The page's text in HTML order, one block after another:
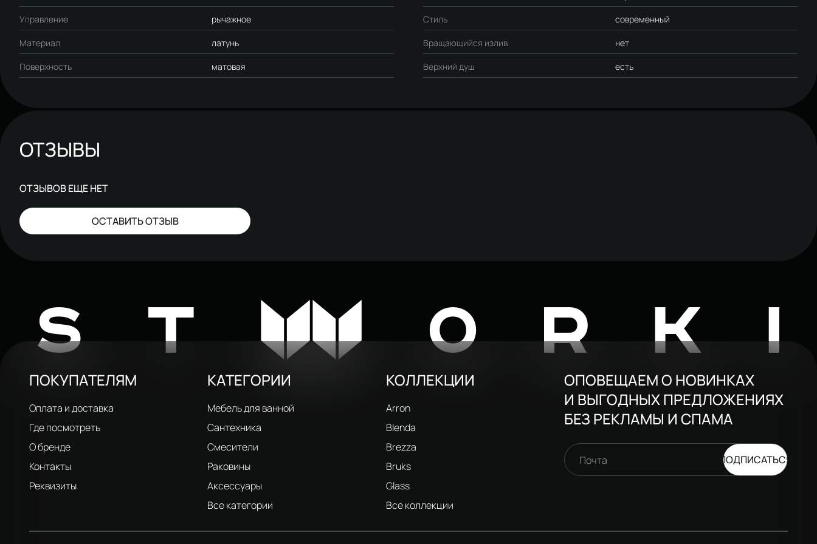
Управление рычажное
Материал латунь
Поверхность матовая
Стиль современный
Вращающийся излив нет
Верхний душ есть
ОТЗЫВЫ
ОТЗЫВОВ ЕЩЕ НЕТ
ОСТАВИТЬ ОТЗЫВ
STW
ПОКУПАТЕЛЯМ
Оплата и доставка
Где посмотреть
О бренде
Контакты
Реквизиты
КАТЕГОРИИ
Мебель для ванной
Сантехника
Смесители
Раковины
Аксессуары
Все категории
КОЛЛЕКЦИИ
Arron
Blenda
Brezza
Bruks
Glass
Все коллекции
ОПОВЕЩАЕМ О НОВИНКАХ
И ВЫГОДНЫХ ПРЕДЛОЖЕНИЯХ
БЕЗ РЕКЛАМЫ И СПАМА
Почта ПОДПИСАТЬСЯ